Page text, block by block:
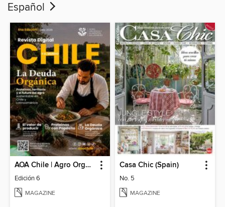
Español
AOA Chile | Agro Orgánico & Alimentos Saludables
Edición 6
MAGAZINE
Casa Chic (Spain)
No. 5
MAGAZINE